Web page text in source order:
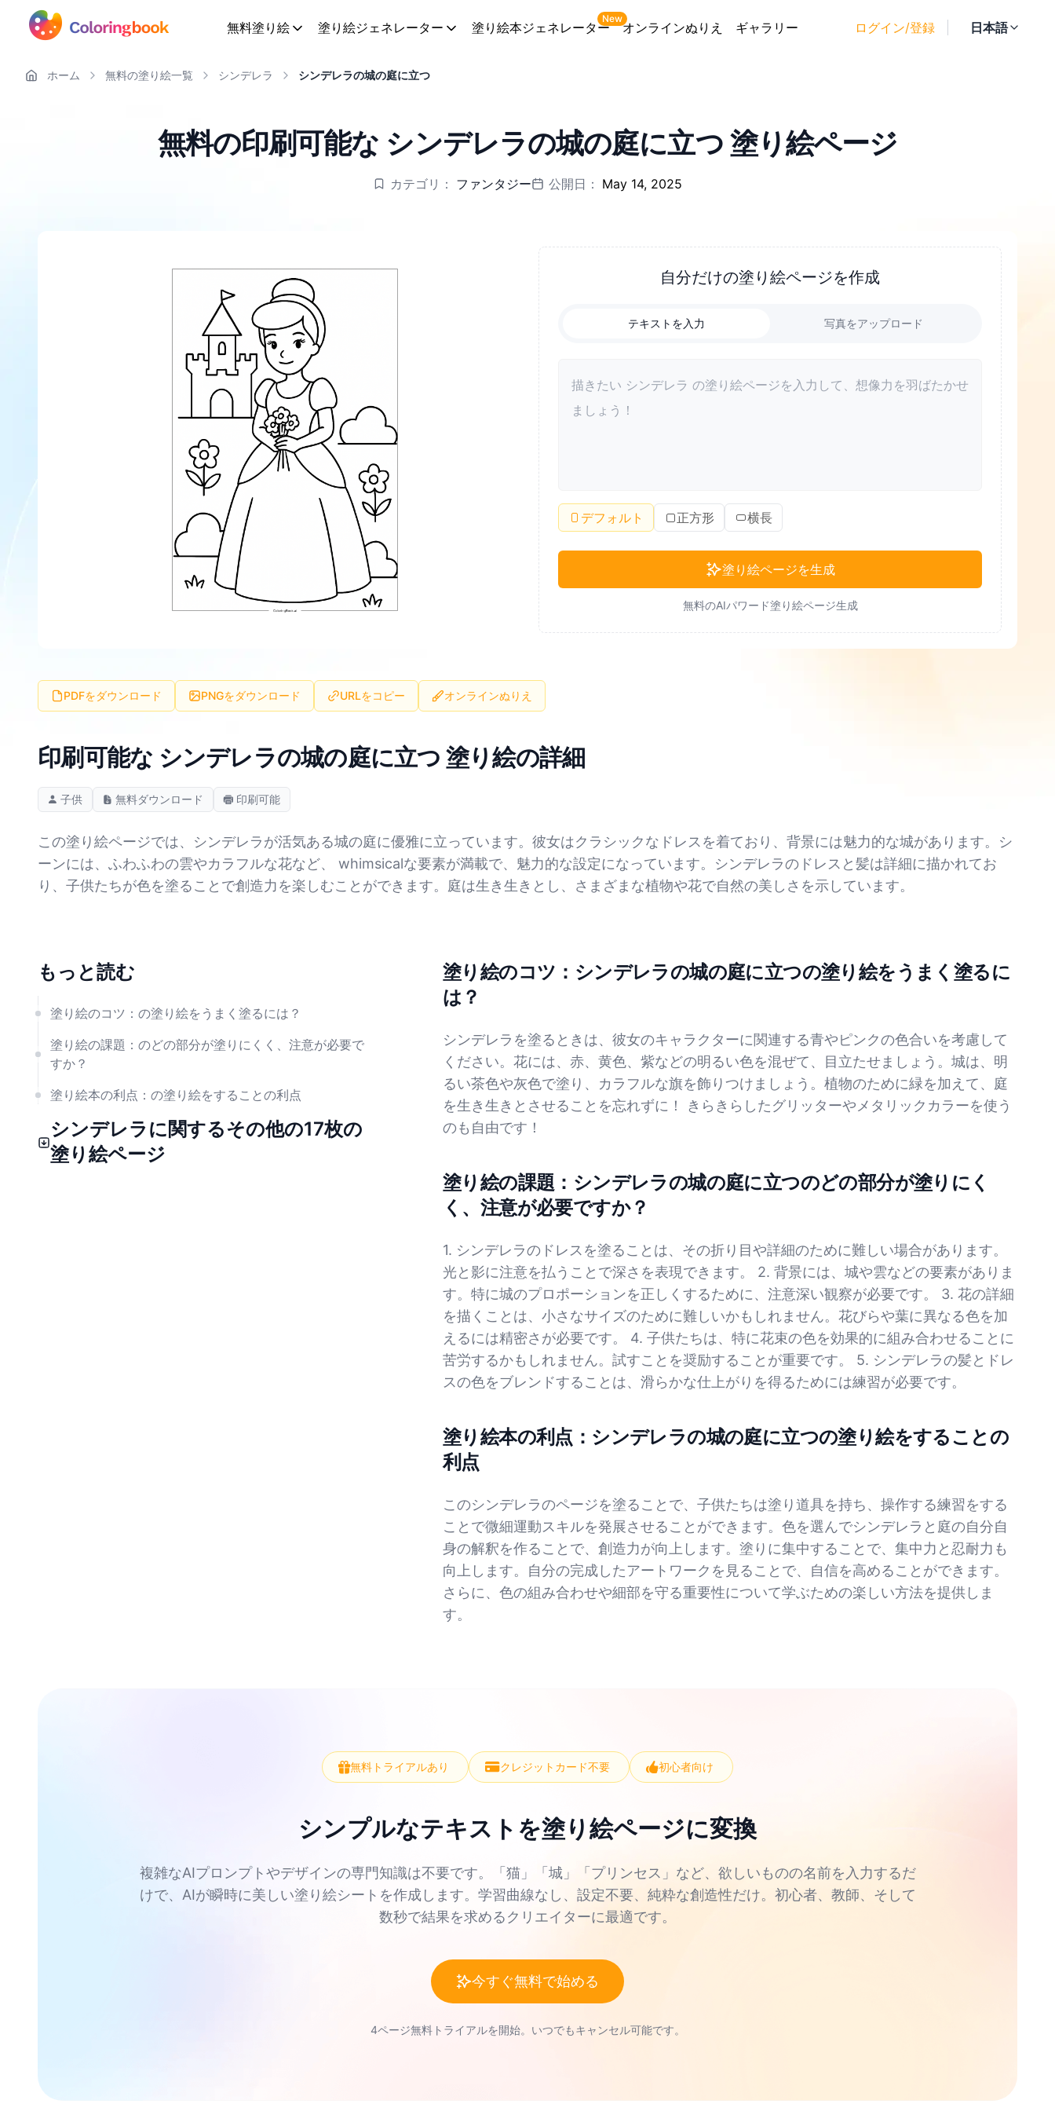
ログイン/登録 日本語
無料塗り絵 塗り絵ジェネレーター 塗り絵本ジェネレーター
New
オンラインぬりえ ギャラリー
ホーム 無料の塗り絵一覧 シンデレラ シンデレラの城の庭に立つ
無料の印刷可能な シンデレラの城の庭に立つ 塗り絵ページ
カテゴリ： ファンタジー 公開日： May 14, 2025
自分だけの塗り絵ページを作成
テキストを入力 写真をアップロード
デフォルト 正方形 横長
塗り絵ページを生成
無料のAIパワード塗り絵ページ生成
PDFをダウンロード PNGをダウンロード URLをコピー オンラインぬりえ
印刷可能な シンデレラの城の庭に立つ 塗り絵の詳細
子供 無料ダウンロード 印刷可能
この塗り絵ページでは、シンデレラが活気ある城の庭に優雅に立っています。彼女はクラシックなドレスを着ており、背景には魅力的な城があります。シ
ーンには、ふわふわの雲やカラフルな花など、 whimsicalな要素が満載で、魅力的な設定になっています。シンデレラのドレスと髪は詳細に描かれてお
り、子供たちが色を塗ることで創造力を楽しむことができます。庭は生き生きとし、さまざまな植物や花で自然の美しさを示しています。
もっと読む
塗り絵のコツ：の塗り絵をうまく塗るには？
塗り絵の課題：のどの部分が塗りにくく、注意が必要で
すか？
塗り絵本の利点：の塗り絵をすることの利点
シンデレラに関するその他の17枚の
塗り絵ページ
塗り絵のコツ：シンデレラの城の庭に立つの塗り絵をうまく塗るに
は？
シンデレラを塗るときは、彼女のキャラクターに関連する青やピンクの色合いを考慮して
ください。花には、赤、黄色、紫などの明るい色を混ぜて、目立たせましょう。城は、明
るい茶色や灰色で塗り、カラフルな旗を飾りつけましょう。植物のために緑を加えて、庭
を生き生きとさせることを忘れずに！ きらきらしたグリッターやメタリックカラーを使う
のも自由です！
塗り絵の課題：シンデレラの城の庭に立つのどの部分が塗りにく
く、注意が必要ですか？
1. シンデレラのドレスを塗ることは、その折り目や詳細のために難しい場合があります。
光と影に注意を払うことで深さを表現できます。 2. 背景には、城や雲などの要素がありま
す。特に城のプロポーションを正しくするために、注意深い観察が必要です。 3. 花の詳細
を描くことは、小さなサイズのために難しいかもしれません。花びらや葉に異なる色を加
えるには精密さが必要です。 4. 子供たちは、特に花束の色を効果的に組み合わせることに
苦労するかもしれません。試すことを奨励することが重要です。 5. シンデレラの髪とドレ
スの色をブレンドすることは、滑らかな仕上がりを得るためには練習が必要です。
塗り絵本の利点：シンデレラの城の庭に立つの塗り絵をすることの
利点
このシンデレラのページを塗ることで、子供たちは塗り道具を持ち、操作する練習をする
ことで微細運動スキルを発展させることができます。色を選んでシンデレラと庭の自分自
身の解釈を作ることで、創造力が向上します。塗りに集中することで、集中力と忍耐力も
向上します。自分の完成したアートワークを見ることで、自信を高めることができます。
さらに、色の組み合わせや細部を守る重要性について学ぶための楽しい方法を提供しま
す。
無料トライアルあり クレジットカード不要 初心者向け
シンプルなテキストを塗り絵ページに変換
複雑なAIプロンプトやデザインの専門知識は不要です。「猫」「城」「プリンセス」など、欲しいものの名前を入力するだ
けで、AIが瞬時に美しい塗り絵シートを作成します。学習曲線なし、設定不要、純粋な創造性だけ。初心者、教師、そして
数秒で結果を求めるクリエイターに最適です。
今すぐ無料で始める
4ページ無料トライアルを開始。いつでもキャンセル可能です。